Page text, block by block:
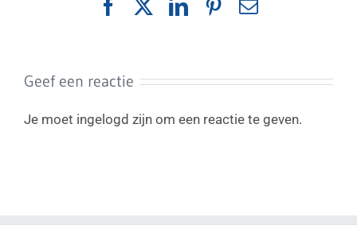
FacebookLinkedIn
Pinterest
E-
Geef een reactie
Je moet ingelogd zijn om een reactie te geven.